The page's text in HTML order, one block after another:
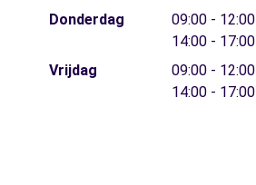
Donderdag
09:00 - 12:00
14:00 - 17:00
Vrijdag
09:00 - 12:00
14:00 - 17:00